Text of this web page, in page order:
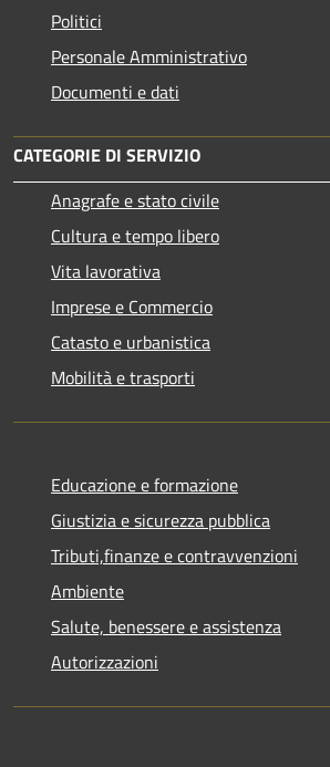
Politici
Personale Amministrativo
Documenti e dati
CATEGORIE DI SERVIZIO
Anagrafe e stato civile
Cultura e tempo libero
Vita lavorativa
Imprese e Commercio
Catasto e urbanistica
Mobilità e trasporti
Educazione e formazione
Giustizia e sicurezza pubblica
Tributi,finanze e contravvenzioni
Ambiente
Salute, benessere e assistenza
Autorizzazioni